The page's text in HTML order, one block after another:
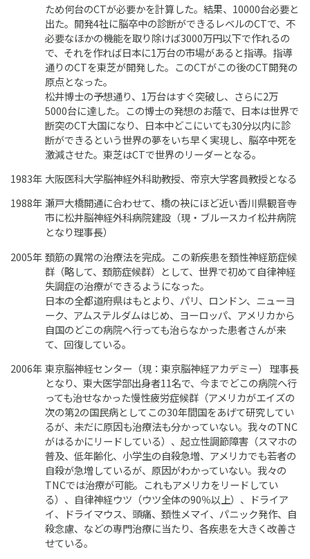
ため何台のCTが必要かを計算した。結果、10000台必要と
出た。開発4社に脳卒中の診断ができるレベルのCTで、不
必要なほかの機能を取り除けば3000万円以下で作れるの
で、それを作れば日本に1万台の市場があると指導。指導
通りのCTを東芝が開発した。このCTがこの後のCT開発の
原点となった。
松井博士の予想通り、1万台はすぐ突破し、さらに2万
5000台に達した。この博士の発想のお蔭で、日本は世界で
断突のCT大国になり、日本中どこにいても30分以内に診
断ができるという世界の夢をいち早く実現し、脳卒中死を
激減させた。東芝はCTで世界のリーダーとなる。
1983年 大阪医科大学脳神経外科助教授、帝京大学客員教授となる
1988年瀬戸大橋開通に合わせて、橋の袂にほど近い香川県観音寺
市に松井脳神経外科病院建設（現・ブルースカイ松井病院
となり理事長）
2005年頚筋の異常の治療法を完成。この新疾患を頚性神経筋症候
群（略して、頚筋症候群）として、世界で初めて自律神経
失調症の治療ができるようになった。
日本の全都道府県はもとより、パリ、ロンドン、ニューヨ
ーク、アムステルダムはじめ、ヨーロッパ、アメリカから
自国のどこの病院へ行っても治らなかった患者さんが来
て、回復している。
2006年東京脳神経センター（現：東京脳神経アカデミー） 理事長
となり、東大医学部出身者11名で、今までどこの病院へ行
っても治せなかった慢性疲労症候群（アメリカがエイズの
次の第2の国民病としてこの30年間国をあげて研究してい
るが、未だに原因も治療法も分かっていない。我々のTNC
がはるかにリードしている）、起立性調節障害（スマホの
普及、低年齢化、小学生の自殺急増、アメリカでも若者の
自殺が急増しているが、原因がわかっていない。我々の
TNCでは治療が可能。これもアメリカをリードしてい
る）、自律神経ウツ（ウツ全体の90％以上）、ドライア
イ、ドライマウス、頭痛、頚性メマイ、パニック発作、自
殺念慮、などの専門治療に当たり、各疾患を大きく改善さ
せている。